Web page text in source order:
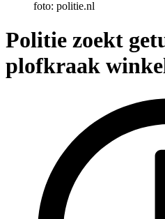
foto: politie.nl
Politie zoekt
plofkraak